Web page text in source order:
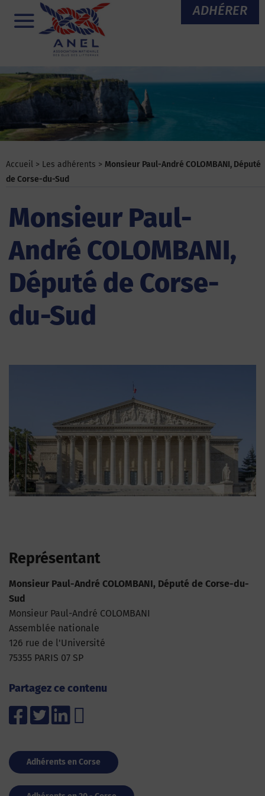
ADHÉRER
Menu
Accueil > Les adhérents > Monsieur Paul-André COLOMBANI, Député
de Corse-du-Sud
Monsieur Paul-
André COLOMBANI,
Député de Corse-
du-Sud
Représentant
Monsieur Paul-André COLOMBANI, Député de Corse-du-
Sud
Monsieur Paul-André COLOMBANI
Assemblée nationale
126 rue de l'Université
75355 PARIS 07 SP
Partagez ce contenu
Adhérents en Corse